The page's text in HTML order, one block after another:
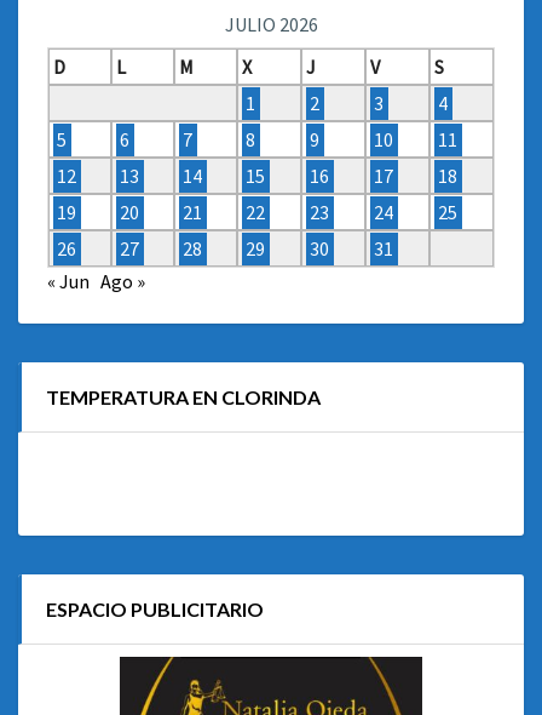
JULIO 2026
D
L M X J V
S
1
2 3
4
5
6 7 8 9 10
11
12
13 14 15 16 17
18
19
20 21 22 23 24
25
26
27 28 29 30
31
« Jun Ago »
TEMPERATURA EN CLORINDA
ESPACIO PUBLICITARIO